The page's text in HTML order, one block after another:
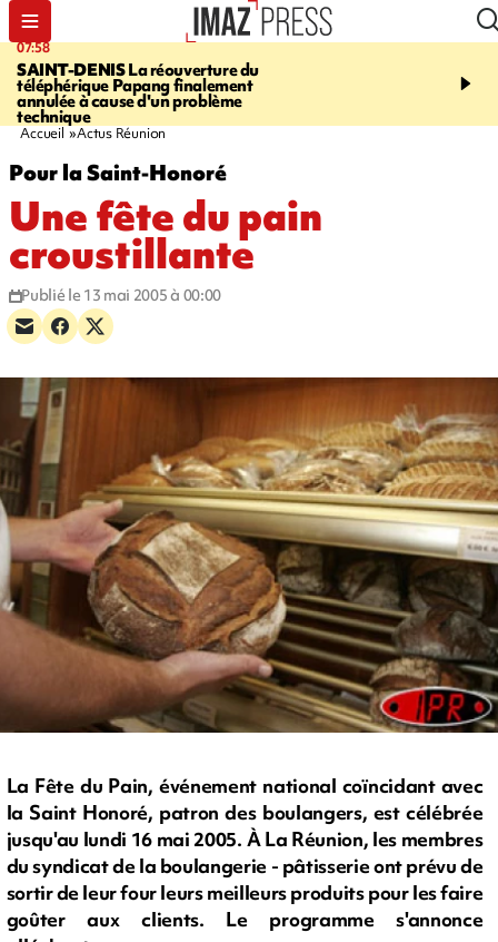
07:58
SAINT-DENISLa réouverture du
téléphérique Papang finalement
annulée à cause d'un problème
technique
10:02
intègrent des centres
Accueil Actus Réunion
Pour la Saint-Honoré
Une fête du pain
croustillante
Publié le 13 mai 2005 à 00:00
La Fête du Pain, événement national coïncidant avec
la Saint Honoré, patron des boulangers, est célébrée
jusqu'au lundi 16 mai 2005. À La Réunion, les membres
du syndicat de la boulangerie - pâtisserie ont prévu de
sortir de leur four leurs meilleurs produits pour les faire
goûter aux clients. Le programme s'annonce